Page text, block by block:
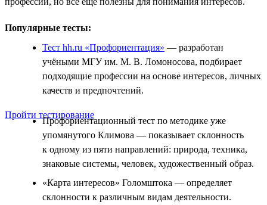
Популярные тесты:
Тест hh.ru «Профориентация» — разработан
учёными МГУ им. М. В. Ломоносова, подбирает
подходящие профессии на основе интересов, личных
качеств и предпочтений.
Пройти тестирование
Профориентационный тест по методике уже
упомянутого Климова — показывает склонность
к одному из пяти направлений: природа, техника,
знаковые системы, человек, художественный образ.
«Карта интересов» Голомштока — определяет
склонности к различным видам деятельности.